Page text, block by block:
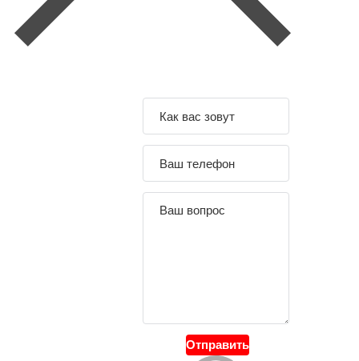
Отправить